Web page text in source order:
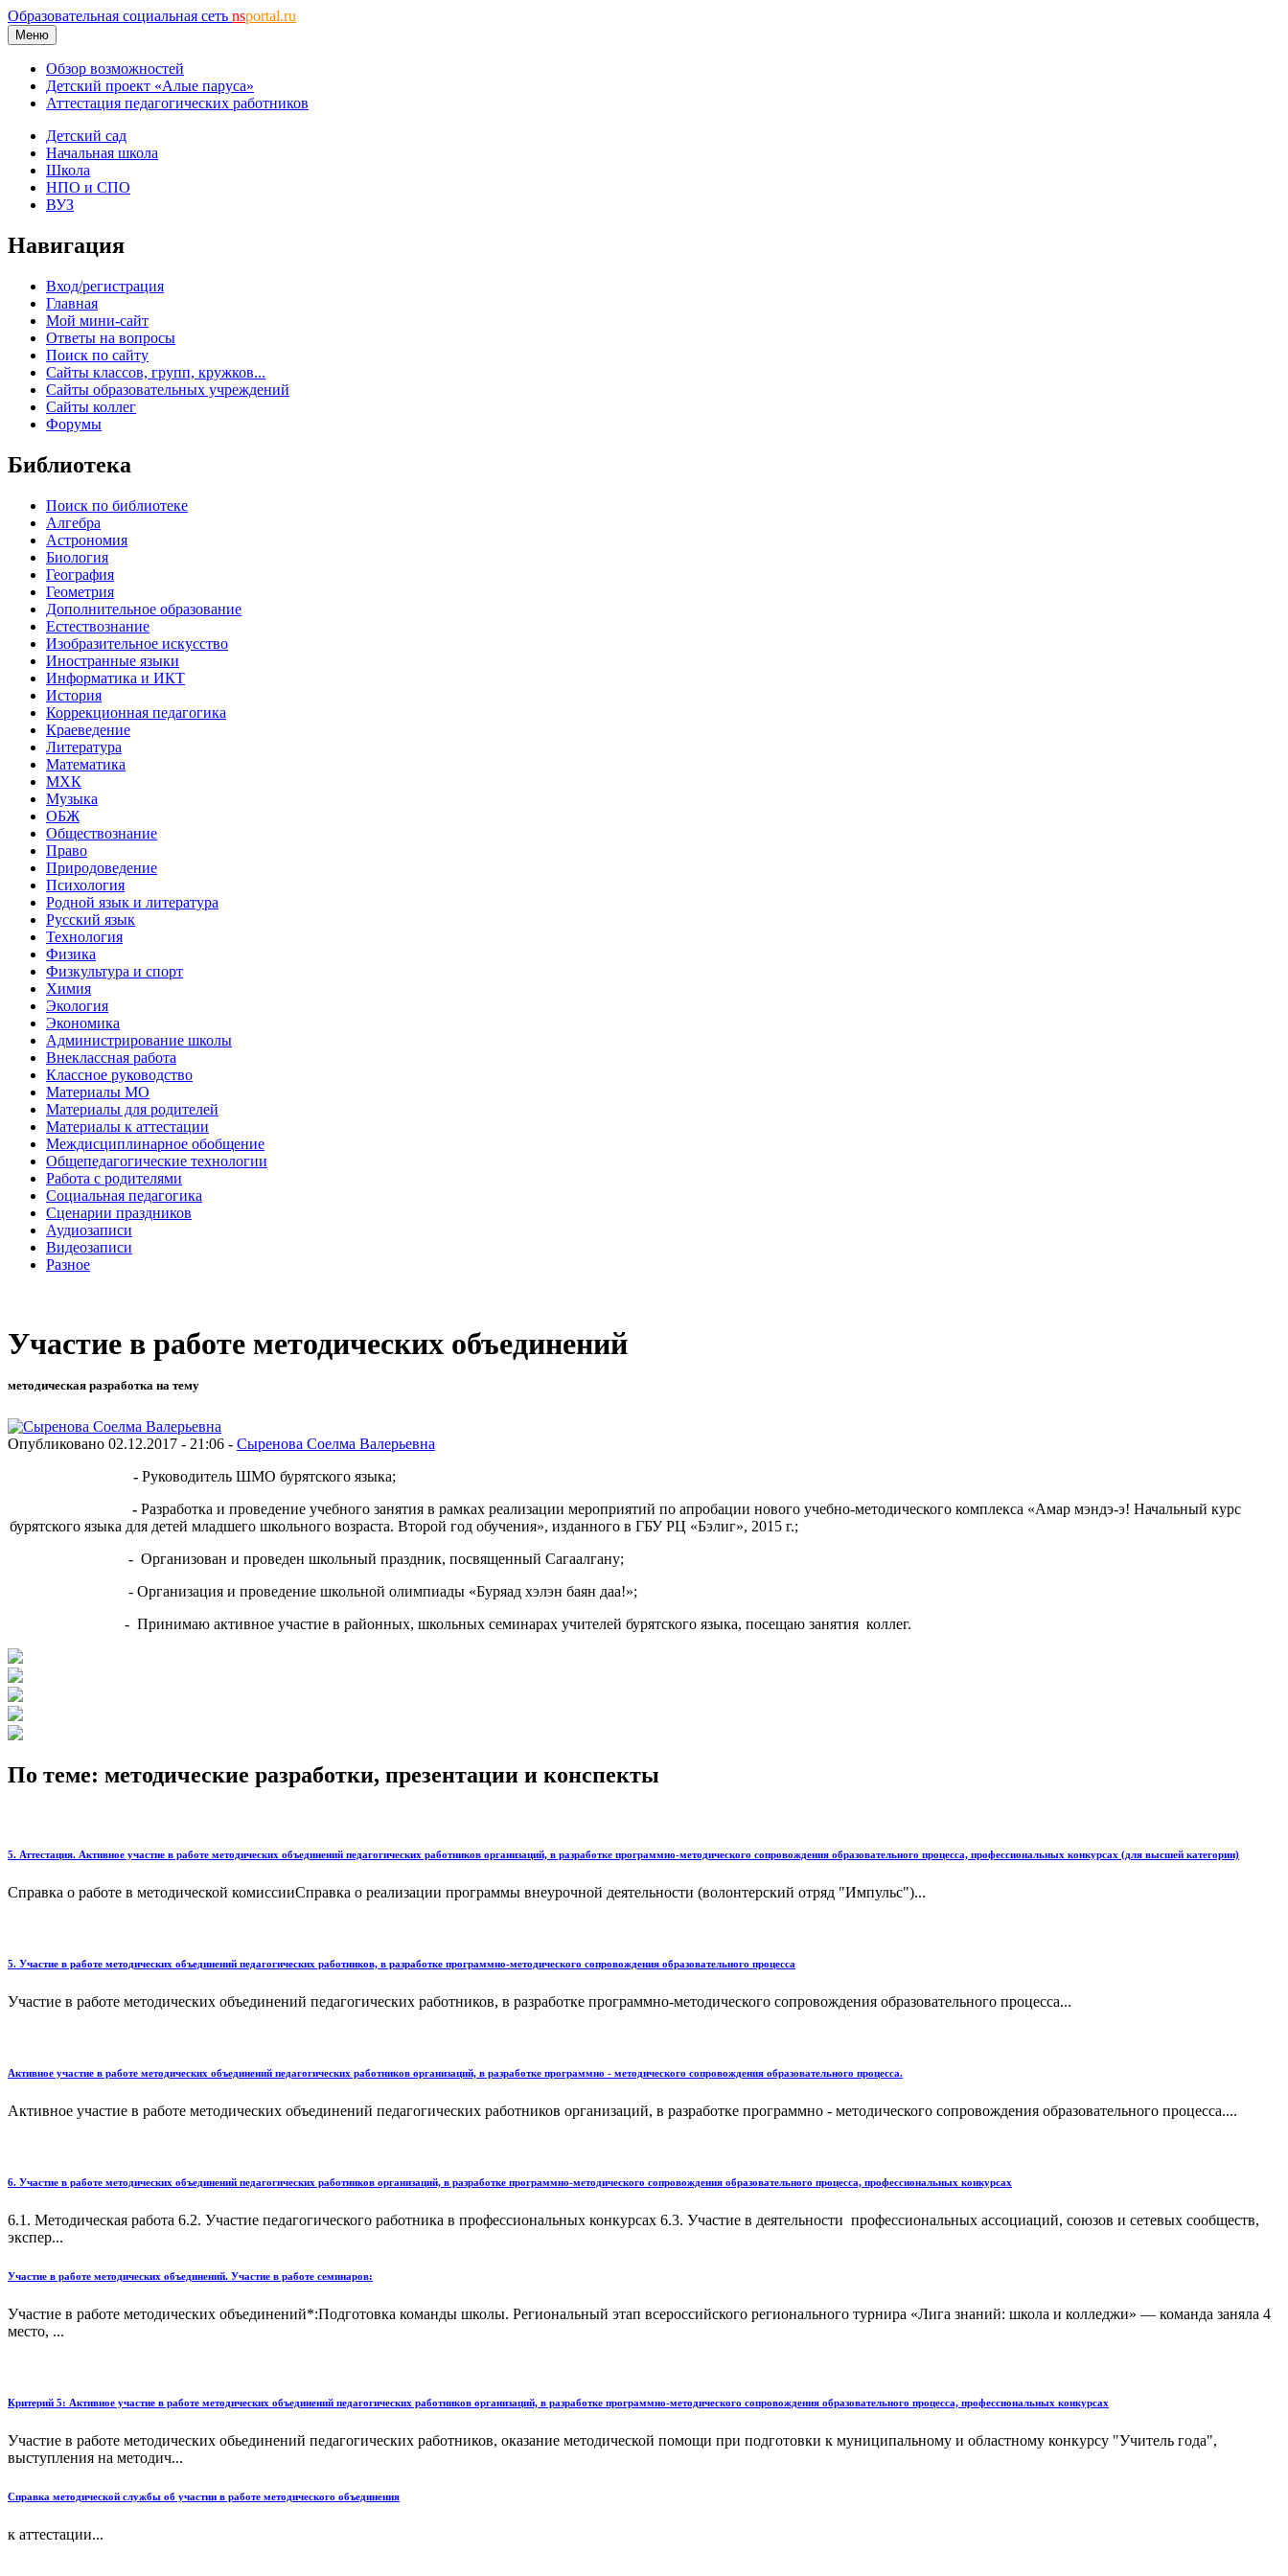
Образовательная социальная сеть nsportal.ru
Меню
Обзор возможностей
Детский проект «Алые паруса»
Аттестация педагогических работников
Детский сад
Начальная школа
Школа
НПО и СПО
ВУЗ
Навигация
Вход/регистрация
Главная
Мой мини-сайт
Ответы на вопросы
Поиск по сайту
Сайты классов, групп, кружков...
Сайты образовательных учреждений
Сайты коллег
Форумы
Библиотека
Поиск по библиотеке
Алгебра
Астрономия
Биология
География
Геометрия
Дополнительное образование
Естествознание
Изобразительное искусство
Иностранные языки
Информатика и ИКТ
История
Коррекционная педагогика
Краеведение
Литература
Математика
МХК
Музыка
ОБЖ
Обществознание
Право
Природоведение
Психология
Родной язык и литература
Русский язык
Технология
Физика
Физкультура и спорт
Химия
Экология
Экономика
Администрирование школы
Внеклассная работа
Классное руководство
Материалы МО
Материалы для родителей
Материалы к аттестации
Междисциплинарное обобщение
Общепедагогические технологии
Работа с родителями
Социальная педагогика
Сценарии праздников
Аудиозаписи
Видеозаписи
Разное
Участие в работе методических объединений
методическая разработка на тему
Опубликовано 02.12.2017 - 21:06 - Сыренова Соелма Валерьевна
- Руководитель ШМО бурятского языка;
-Разработка и проведение учебного занятия в рамках реализации мероприятий по апробации нового учебно-методического комплекса «Амар мэндэ-э! Начальный курс
бурятского языка для детей младшего школьного возраста. Второй год обучения», изданного в ГБУ РЦ «Бэлиг», 2015 г.;
- Организован и проведен школьный праздник, посвященный Сагаалгану;
- Организация и проведение школьной олимпиады «Буряад хэлэн баян даа!»;
- Принимаю активное участие в районных, школьных семинарах учителей бурятского языка, посещаю занятия коллег.
По теме: методические разработки, презентации и конспекты
5. Аттестация. Активное участие в работе методических объединений педагогических работников организаций, в разработке программно-методического сопровождения образовательного процесса, профессиональных конкурсах (для высшей категории)
Справка о работе в методической комиссииСправка о реализации программы внеурочной деятельности (волонтерский отряд "Импульс")...
5. Участие в работе методических объединений педагогических работников, в разработке программно-методического сопровождения образовательного процесса
Участие в работе методических объединений педагогических работников, в разработке программно-методического сопровождения образовательного процесса...
Активное участие в работе методических объединений педагогических работников организаций, в разработке программно - методического сопровождения образовательного процесса.
Активное участие в работе методических объединений педагогических работников организаций, в разработке программно - методического сопровождения образовательного процесса....
6. Участие в работе методических объединений педагогических работников организаций, в разработке программно-методического сопровождения образовательного процесса, профессиональных конкурсах
6.1. Методическая работа 6.2. Участие педагогического работника в профессиональных конкурсах 6.3. Участие в деятельности профессиональных ассоциаций, союзов и сетевых сообществ,
экспер...
Участие в работе методических объединений. Участие в работе семинаров:
Участие в работе методических объединений*:Подготовка команды школы. Региональный этап всероссийского регионального турнира «Лига знаний: школа и колледжи» — команда заняла 4
место, ...
Критерий 5: Активное участие в работе методических объединений педагогических работников организаций, в разработке программно-методического сопровождения образовательного процесса, профессиональных конкурсах
Участие в работе методических обьединений педагогических работников, оказание методической помощи при подготовки к муниципальному и областному конкурсу "Учитель года",
выступления на методич...
Справка методической службы об участии в работе методического объединения
к аттестации...